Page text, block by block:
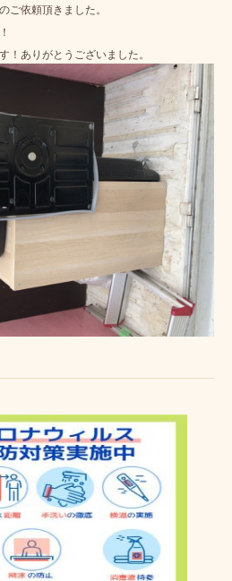
ご依頼頂きました。
！ありがとうございました。